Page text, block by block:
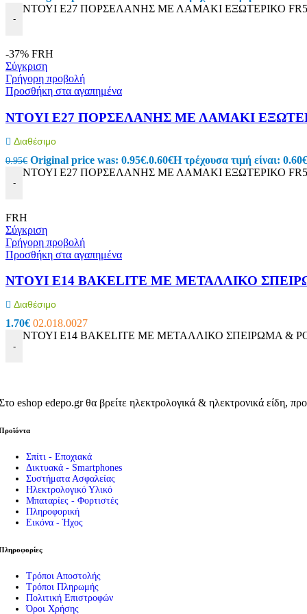
Εργαλεία – Όργανα – Αυτοκίνητο
Μεγγόμετρα
Όργανα Μέτρησης
Μετρητές Αποστάσεων & Παχύμετρα
ΑΝΙΧΝΕΥΤΗΣ ΤΑΣΗΣ-ΚΑΛΩΔΙΩΝ
Στροφόμετρα
Πένσες & Κόφτες
Σετ Εργαλείων
Ανιχνευτές Μετάλλων
Κολλητήρια – Εξαρτήματα
Σπρέι – Καθαριστικά
Εργαλεία – Όργανα – Αυτοκίνητο
Ηλεκτρικά Εργαλεία
-
ΝΤΟΥΙ E27 ΠΟΡΣΕΛΑΝΗΣ ΜΕ ΛΑΜΑΚΙ ΕΞΩΤΕΡΙΚΟ
-37% FRH
Σύγκριση
Γρήγορη προβολή
Προσθήκη στα αγαπημένα
ΝΤΟΥΙ E27 ΠΟΡΣΕΛΑΝΗΣ ΜΕ ΛΑΜΑΚΙ
Διαθέσιμο
0.95€ Original price was: 0.95€.0.60€Η τρέχουσα τιμή είναι:
-
ΝΤΟΥΙ E27 ΠΟΡΣΕΛΑΝΗΣ ΜΕ ΛΑΜΑΚΙ ΕΞΩΤΕΡΙΚΟ
FRH
Σύγκριση
Γρήγορη προβολή
Προσθήκη στα αγαπημένα
ΝΤΟΥΙ E14 BAKELITE ΜΕ ΜΕΤΑΛΛΙΚΟ
Διαθέσιμο
1.70€ 02.018.0027
-
ΝΤΟΥΙ E14 BAKELITE ΜΕ ΜΕΤΑΛΛΙΚΟ ΣΠΕΙΡΩΜΑ &
eshop edepo.gr θα βρείτε ηλεκτρολογικά & ηλεκτρονικά είδη,
Σπίτι - Εποχιακά
Δικτυακά - Smartphones
Συστήματα Ασφαλείας
Ηλεκτρολογικό Υλικό
Μπαταρίες - Φορτιστές
Πληροφορική
Εικόνα - Ήχος
Τρόποι Αποστολής
Τρόποι Πληρωμής
Πολιτική Επιστροφών
Όροι Χρήσης